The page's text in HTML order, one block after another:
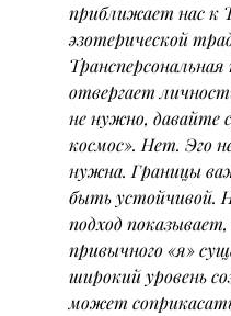
приближает нас к
эзотерической
Трансперсональная
отвергает
не нужно, давайте
космос». Нет. Эго
нужна. Границы
быть устойчивой.
подход
привычного «я»
широкий уровень
может